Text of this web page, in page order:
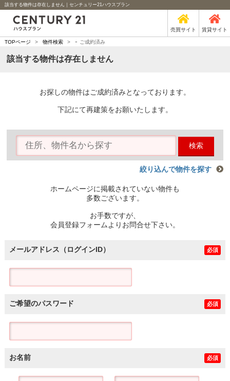
該当する物件は存在しません｜センチュリー21ハウスプラン
売買サイト 賃貸サイト
TOPページ > 物件検索 > - ご成約済み
該当する物件は存在しません
お探しの物件はご成約済みとなっております。
下記にて再建策をお願いたします。
検索
絞り込んで物件を探す
ホームページに掲載されていない物件も
多数ございます。
お手数ですが、
会員登録フォームよりお問合せ下さい。
メールアドレス（ログインID） 必須
ご希望のパスワード 必須
お名前 必須